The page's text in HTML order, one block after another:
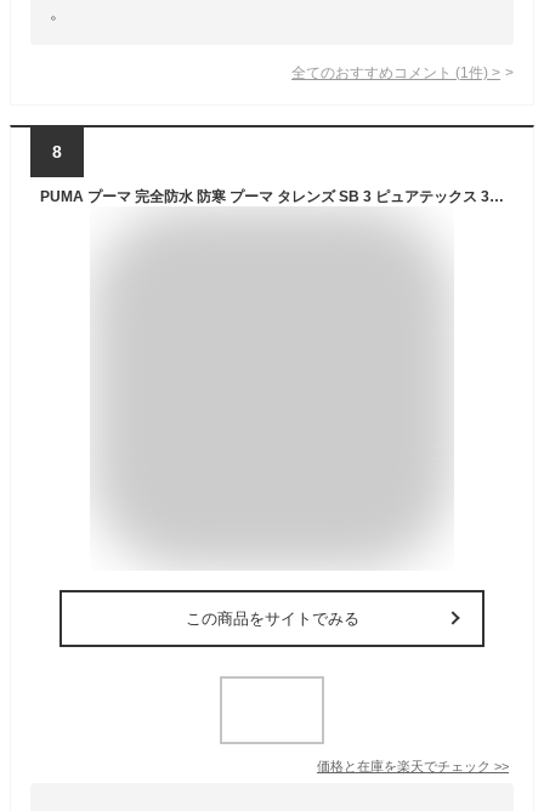
。
全てのおすすめコメント (1 件) >
8
PUMA プーマ 完全防水 防寒 プーマ タレンズ SB 3 ピュアテックス 393930 01 02 ハイカット スニーカー メンズ スノトレ ウィンターブーツ かっこいい 雪国対応 寒冷地 靴 黒 男性 大きいサイズ 冬 ウィート ブラック 25cm 25.5 26cm 26.5cm 27cm 28cm 29cm 30cm
この商品をサイトでみる
価格と在庫を楽天でチェック >>